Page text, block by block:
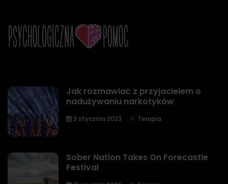
Jak rozmawiać z przyjacielem o
nadużywaniu narkotyków
3 stycznia 2023 Terapia
Sober Nation Takes On Forecastle
Festival